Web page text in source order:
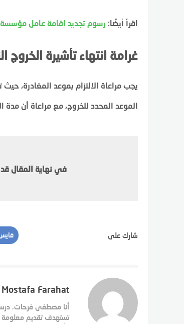
اقرأ أيضًا: رسوم تجديد إقامة عامل مؤسسة
غرامة انتهاء تأشيرة الخروج
الموعد المحدد للخروج، مع مراعاة أن مدة التأشيرة المحددة هي 60
في نهاية المقال
شارك على
Mostafa Farahat
أنا مصطفى فرحات،
تستهدف تقديم معلومة